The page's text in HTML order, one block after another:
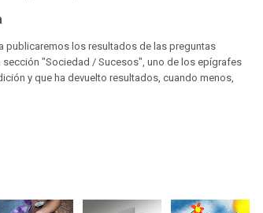
publicaremos los resultados de las preguntas
sección "Sociedad / Sucesos", uno de los epígrafes
y que ha devuelto resultados, cuando menos,